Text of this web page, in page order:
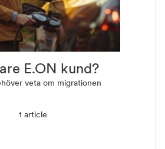
E.ON kund?
veta om migrationen
1 article